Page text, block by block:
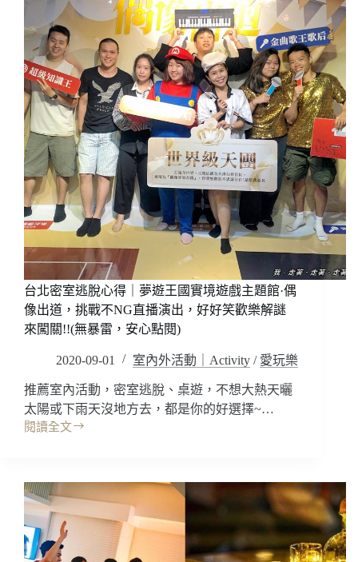
下
玩，
迷
你
樂
園
高
爾
夫
不
無
聊!
無
消
用
餐
時
特
色
包
聚
聯
誼
台北密室逃脫心得｜夢遊王國實境遊戲主題館·偶
像出道，挑戰不NG直播演出，好好笑歡樂解謎
來闖關!!(無暴雷，安心點閱)
2020-09-01 室內外活動｜Activity / 愛玩樂
推薦室內活動，密室逃脫、桌遊，不想大熱天曬
太陽或下雨天沒地方去，都是你的好選擇~…
閱讀全文
台
室
逃
脫
心
得